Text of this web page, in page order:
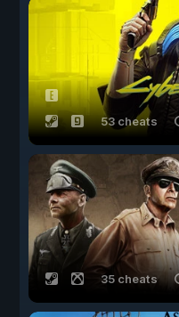
53 cheats
35 cheats